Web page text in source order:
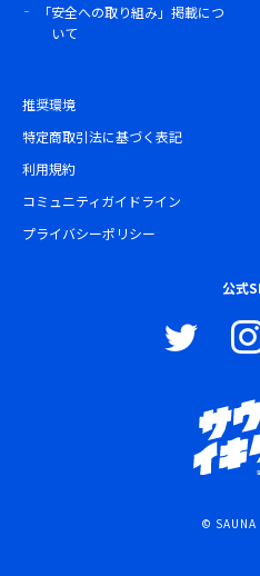
「安全への取り組み」掲載につ
いて
推奨環境
特定商取引法に基づく表記
利用規約
コミュニティガイドライン
プライバシーポリシー
公式
© SAUNA